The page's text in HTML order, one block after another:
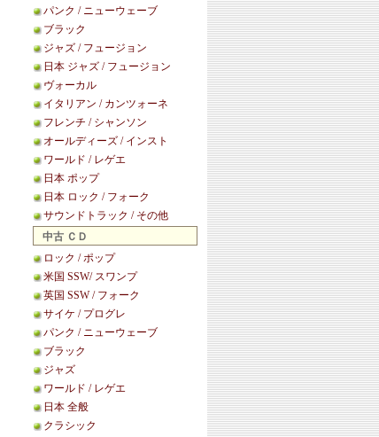
パンク / ニューウェーブ
ブラック
ジャズ / フュージョン
日本 ジャズ / フュージョン
ヴォーカル
イタリアン / カンツォーネ
フレンチ / シャンソン
オールディーズ / インスト
ワールド / レゲエ
日本 ポップ
日本 ロック / フォーク
サウンドトラック / その他
中古 ＣＤ
ロック / ポップ
米国 SSW/ スワンプ
英国 SSW / フォーク
サイケ / プログレ
パンク / ニューウェーブ
ブラック
ジャズ
ワールド / レゲエ
日本 全般
クラシック